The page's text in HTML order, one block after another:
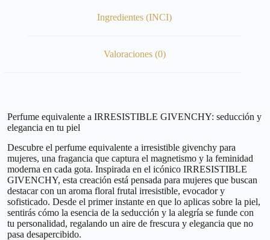
Ingredientes (INCI)
Valoraciones (0)
Perfume equivalente a IRRESISTIBLE GIVENCHY: seducción y
elegancia en tu piel
Descubre el perfume equivalente a irresistible givenchy para
mujeres, una fragancia que captura el magnetismo y la feminidad
moderna en cada gota. Inspirada en el icónico IRRESISTIBLE
GIVENCHY, esta creación está pensada para mujeres que buscan
destacar con un aroma floral frutal irresistible, evocador y
sofisticado. Desde el primer instante en que lo aplicas sobre la piel,
sentirás cómo la esencia de la seducción y la alegría se funde con
tu personalidad, regalando un aire de frescura y elegancia que no
pasa desapercibido.